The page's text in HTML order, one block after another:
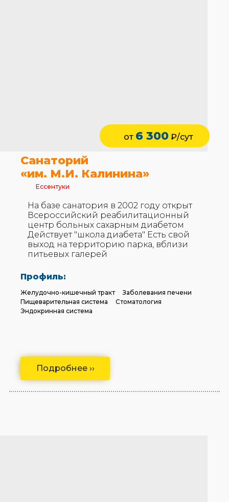
Подробнее ››
Санаторий
«им. М.И. Калинина»
Ессентуки
На базе санатория в 2002 году открыт
Всероссийский реабилитационный
центр больных сахарным диабетом
Действует "школа диабета" Есть свой
выход на территорию парка, вблизи
питьевых галерей
Профиль:
Желудочно-кишечный тракт
Заболевания печени
Пищеварительная система
Стоматология
Эндокринная система
от 6 300 ₽/сут